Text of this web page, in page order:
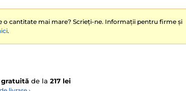
o cantitate mai mare? Scrieți-ne. Informații pentru firme și
.
gratuită de la 217 lei